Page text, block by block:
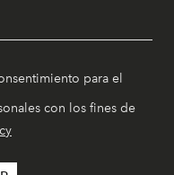
para el
con los fines de